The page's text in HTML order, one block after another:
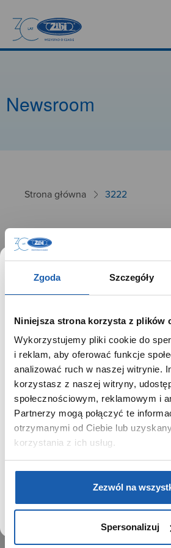
Zgoda Szczegóły
Niniejsza strona korzysta z plików
Wykorzystujemy pliki cookie do
i reklam, aby oferować funkcje
analizować ruch w naszej witrynie.
korzystasz z naszej witryny,
społecznościowym, reklamowym i
Partnerzy mogą połączyć te
otrzymanymi od Ciebie lub
korzystania z ich usług.
Zezwól na
Spersonalizuj
Newsroom
Strona główna 3222
3222
26.09.2024
GRUPA ZIBI
Historia
Misja, wizja i wartości Grupy Zibi
Ważne daty
Kariera
Zgoda na ciasteczka
PRODUKTY
Kalkulatory
SIECI SPRZEDAŻY
SZANOWNY
SZANOWNA
Używamy plików cookie w
statystycznych i marketingowych, w
ruch w tej witrynie,
zapamiętywać Twoje